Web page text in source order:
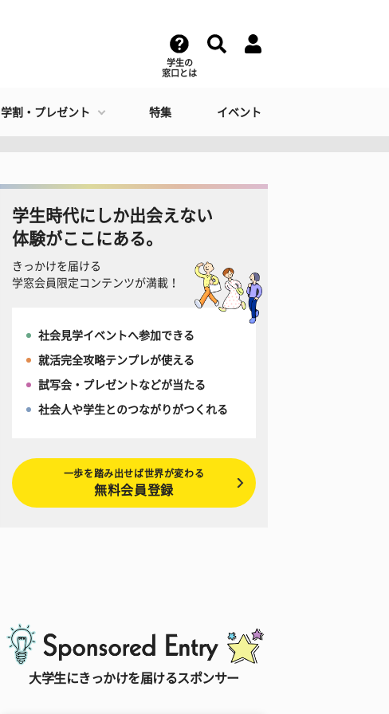
学生の
窓口とは
学割・プレゼント 特集 イベント
学生時代にしか出会えない
体験がここにある。
きっかけを届ける
学窓会員限定コンテンツが満載！
社会見学イベントへ参加できる
就活完全攻略テンプレが使える
試写会・プレゼントなどが当たる
社会人や学生とのつながりがつくれる
一歩を踏み出せば世界が変わる
無料会員登録
大学生にきっかけを届けるスポンサー